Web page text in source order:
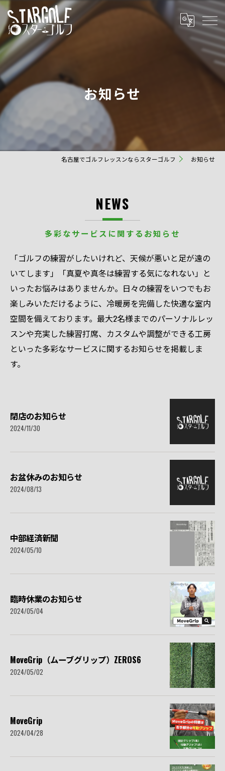
お知らせ
名古屋でゴルフレッスンならスターゴルフ お知らせ
NEWS
多彩なサービスに関するお知らせ
「ゴルフの練習がしたいけれど、天候が悪いと足が遠の
いてします」「真夏や真冬は練習する気になれない」と
いったお悩みはありませんか。日々の練習をいつでもお
楽しみいただけるように、冷暖房を完備した快適な室内
空間を備えております。最大2名様までのパーソナルレッ
スンや充実した練習打席、カスタムや調整ができる工房
といった多彩なサービスに関するお知らせを掲載しま
す。
閉店のお知らせ
2024/11/30
お盆休みのお知らせ
2024/08/13
中部経済新聞
2024/05/10
臨時休業のお知らせ
2024/05/04
MoveGrip（ムーブグリップ）ZEROS6
2024/05/02
MoveGrip
2024/04/28